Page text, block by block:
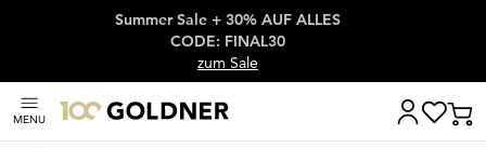
Überspringe Navigation, direkt zum Content
Summer Sale + 30% AUF ALLES
CODE: FINAL30
zum Sale
MENU